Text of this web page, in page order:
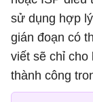
sử dụng hợp
gián đoạn có
viết sẽ chỉ cho
thành công